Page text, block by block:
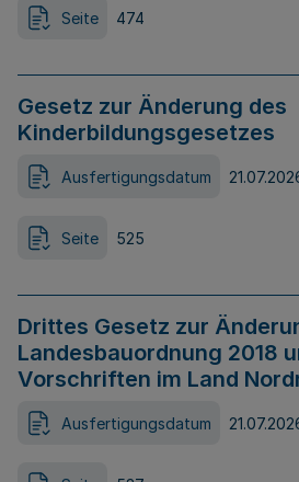
Seite 474
Gesetz zur Änderung des
Kinderbildungsgesetzes
Ausfertigungsdatum
Seite 525
Drittes Gesetz zur
Landesbauordnung 2018
Vorschriften im Land
Ausfertigungsdatum